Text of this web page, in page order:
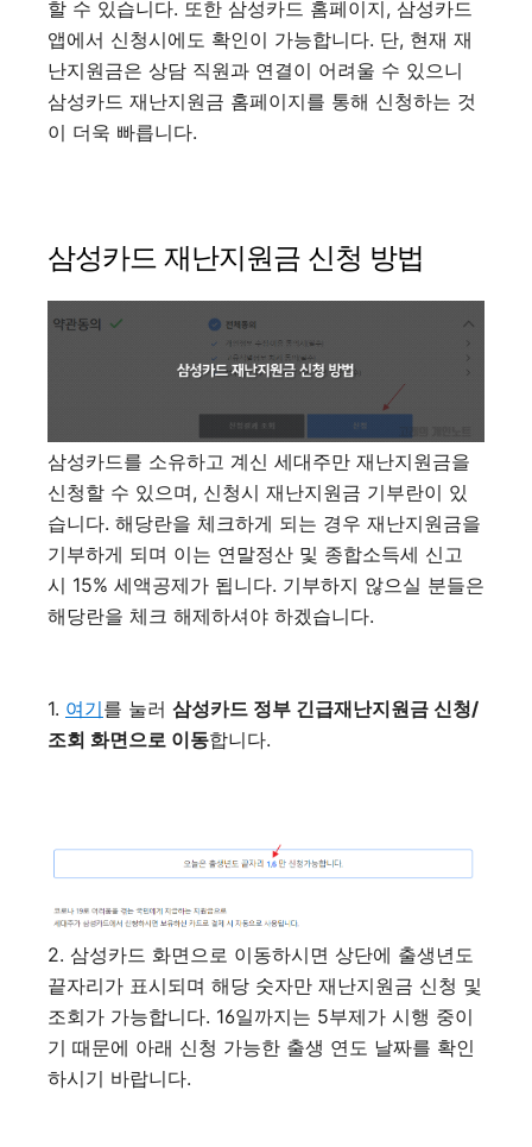
할 수 있습니다. 또한 삼성카드 홈페이지, 삼성카드
앱에서 신청시에도 확인이 가능합니다. 단, 현재 재
난지원금은 상담 직원과 연결이 어려울 수 있으니
삼성카드 재난지원금 홈페이지를 통해 신청하는 것
이 더욱 빠릅니다.
삼성카드 재난지원금 신청 방법
삼성카드를 소유하고 계신 세대주만 재난지원금을
신청할 수 있으며, 신청시 재난지원금 기부란이 있
습니다. 해당란을 체크하게 되는 경우 재난지원금을
기부하게 되며 이는 연말정산 및 종합소득세 신고
시 15% 세액공제가 됩니다. 기부하지 않으실 분들은
해당란을 체크 해제하셔야 하겠습니다.
1. 여기를 눌러 삼성카드 정부 긴급재난지원금 신청/
조회 화면으로 이동합니다.
2. 삼성카드 화면으로 이동하시면 상단에 출생년도
끝자리가 표시되며 해당 숫자만 재난지원금 신청 및
조회가 가능합니다. 16일까지는 5부제가 시행 중이
기 때문에 아래 신청 가능한 출생 연도 날짜를 확인
하시기 바랍니다.